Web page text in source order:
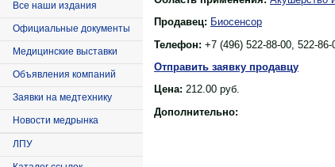
Все наши издания
Официальные документы
Медицинские выставки
Объявления компаний
Заявки на медтехнику
Новости медрынка
ЛПУ
Продавец: Биосенсор
Телефон: +7 (496) 522-88-00, 522-86-
Отправить заявку продавцу
Цена: 212.00 руб.
Дополнительно: